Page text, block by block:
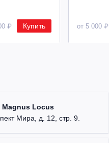
₽ Купить от 5 000 ₽
Magnus Locus
Мира, д. 12, стр. 9.